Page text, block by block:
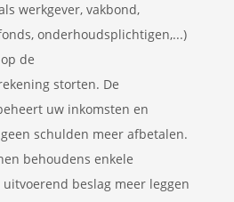
werkgever, vakbond,
onderhoudsplichtigen,...)
de
storten. De
uw inkomsten en
schulden meer afbetalen.
behoudens enkele
beslag meer leggen